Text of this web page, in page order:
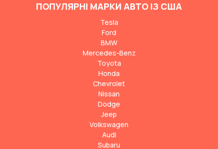
ПОПУЛЯРНІ МАРКИ АВТО ІЗ США
Tesla
Ford
BMW
Mercedes-Benz
Toyota
Honda
Chevrolet
Nissan
Dodge
Jeep
Volkswagen
Audi
Subaru